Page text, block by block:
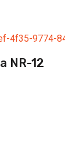
NR-12